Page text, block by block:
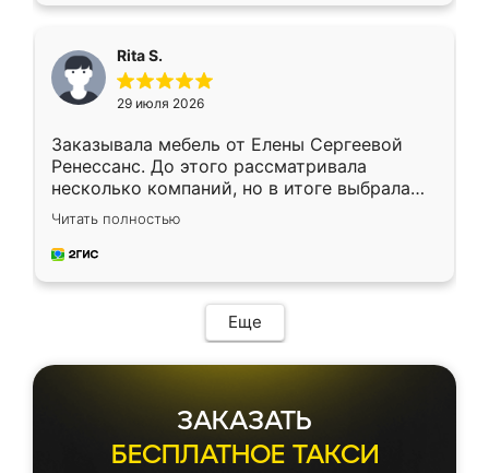
Rita S.
29 июля 2026
Заказывала мебель от Елены Сергеевой
Ренессанс. До этого рассматривала
несколько компаний, но в итоге выбрала
эту. Сначала обговорили условия, потом
приехал замерщик, всё спокойно объяснил
и снял размеры. Изготовили в срок, с
мебель сразу встала на свое место без
каких-либо доработок. Качеством осталась
довольна, все выглядит так, как и ожидала.
Читать полностью
Еще
ЗАКАЗАТЬ
БЕСПЛАТНОЕ ТАКСИ